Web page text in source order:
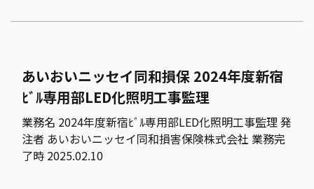
あいおいニッセイ同和損保 2024年度新宿
ﾋﾞﾙ専用部LED化照明工事監理
業務名 2024年度新宿ﾋﾞﾙ専用部LED化照明工事監理 発
注者 あいおいニッセイ同和損害保険株式会社 業務完
了時 2025.02.10